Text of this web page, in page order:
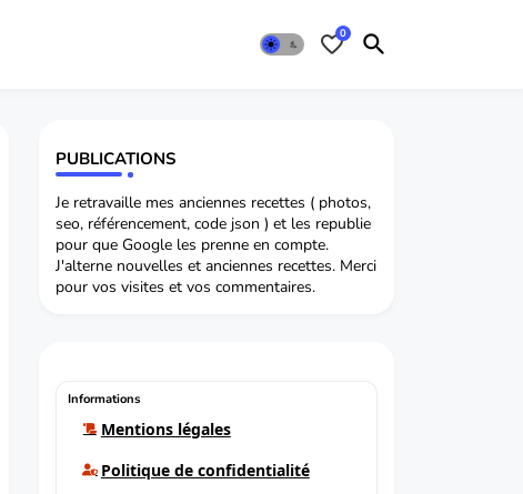
0
PUBLICATIONS
Je retravaille mes anciennes recettes ( photos,
seo, référencement, code json ) et les republie
pour que Google les prenne en compte.
J'alterne nouvelles et anciennes recettes. Merci
pour vos visites et vos commentaires.
Informations
Mentions légales
Politique de confidentialité